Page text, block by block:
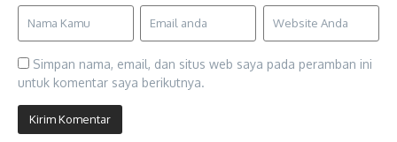
Simpan nama, email, dan situs web saya pada peramban ini
untuk komentar saya berikutnya.